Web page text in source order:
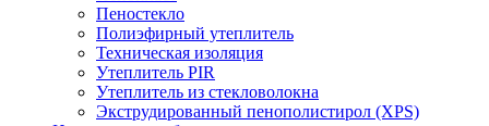
Пеностекло
Полиэфирный утеплитель
Техническая изоляция
Утеплитель PIR
Утеплитель из стекловолокна
Экструдированный пенополистирол (XPS)